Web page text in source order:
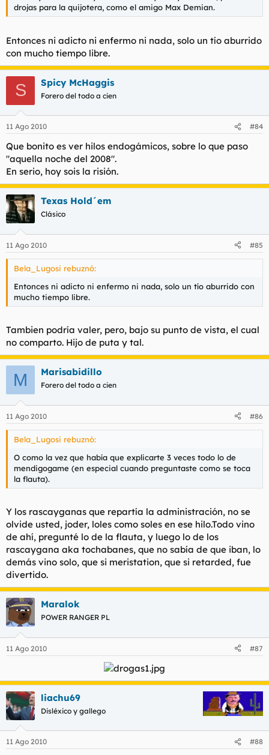
drojas para la quijotera, como el amigo Max Demian.
Entonces ni adicto ni enfermo ni nada, solo un tío aburrido
con mucho tiempo libre.
S Spicy McHaggis
Forero del todo a cien
11 Ago 2010 #84
Que bonito es ver hilos endogámicos, sobre lo que paso
"aquella noche del 2008".
En serio, hoy sois la risión.
Texas Hold´em
Clásico
11 Ago 2010 #85
Bela_Lugosi rebuznó:
Entonces ni adicto ni enfermo ni nada, solo un tío aburrido con
mucho tiempo libre.
Tambien podría valer, pero, bajo su punto de vista, el cual
no comparto. Hijo de puta y tal.
M Marisabidillo
Forero del todo a cien
11 Ago 2010 #86
Bela_Lugosi rebuznó:
O como la vez que había que explicarte 3 veces todo lo de
mendigogame (en especial cuando preguntaste como se toca
la flauta).
Y los rascayganas que repartía la administración, no se
olvide usted, joder, loles como soles en ese hilo.Todo vino
de ahí, pregunté lo de la flauta, y luego lo de los
rascaygana aka tochabanes, que no sabía de que iban, lo
demás vino solo, que si meristation, que si retarded, fue
divertido.
Maralok
POWER RANGER PL
11 Ago 2010 #87
liachu69
Disléxico y gallego
11 Ago 2010 #88